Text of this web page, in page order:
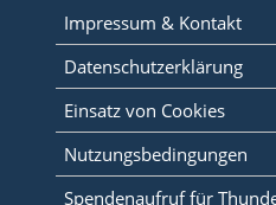
Impressum & Kontakt
Datenschutzerklärung
Einsatz von Cookies
Nutzungsbedingungen
Spendenaufruf für